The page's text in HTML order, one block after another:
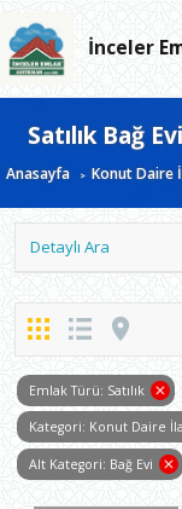
İnceler
Satılık Bağ
Anasayfa Konut Daire
Detaylı Ara
Emlak Türü: Satılık
Kategori: Konut Daire
Alt Kategori: Bağ Evi